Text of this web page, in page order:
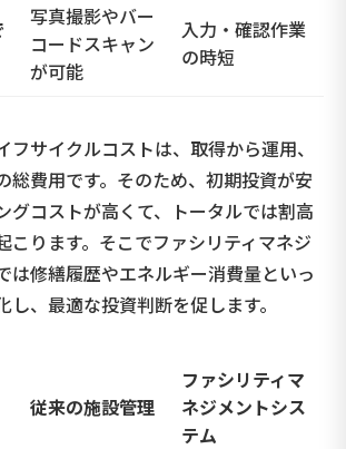
写真撮影やバー
コードスキャン
が可能
入力・確認作業
の時短
フサイクルコストは、取得から運用、
総費用です。そのため、初期投資が安
グコストが高くて、トータルでは割高
こります。そこでファシリティマネジ
は修繕履歴やエネルギー消費量といっ
し、最適な投資判断を促します。
従来の施設管理
ファシリティマ
ネジメントシス
テム